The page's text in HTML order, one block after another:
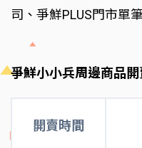
司、爭鮮PLUS門市單
爭鮮小小兵周邊商品
開賣時間